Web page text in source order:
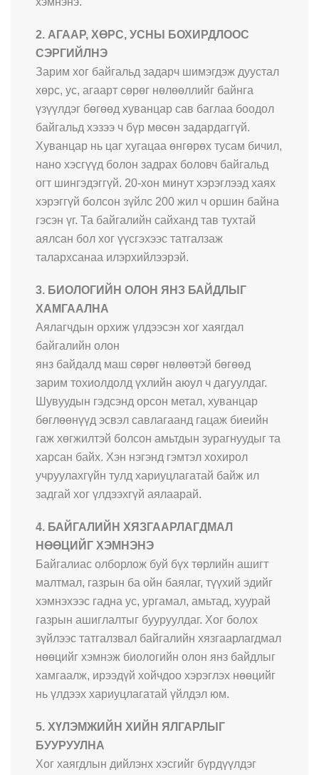
2. АГААР, ХӨРС, УСНЫ БОХИРДЛООС
СЭРГИЙЛНЭ
Зарим хог байгальд задарч шимэгдэж дуустал
хөрс, ус, агаарт сөрөг нөлөөллийг байнга
үзүүлдэг бөгөөд хуванцар сав баглаа боодол
байгальд хэзээ ч бүр мөсөн задардаггүй.
Хуванцар нь цаг хугацаа өнгөрөх тусам бичил,
нано хэсгүүд болон задрах боловч байгальд
огт шингэдэггүй. 20-хон минут хэрэглээд хаях
хэрэггүй болсон зүйлс 200 жил ч оршин байна
гэсэн үг. Та байгалийн сайханд тав тухтай
аялсан бол хог үүсгэхээс татгалзаж
талархсанаа илэрхийлээрэй.
3. БИОЛОГИЙН ОЛОН ЯНЗ БАЙДЛЫГ
ХАМГААЛНА
Аялагчдын орхиж үлдээсэн хог хаягдал
байгалийн олон
янз байдалд маш сөрөг нөлөөтэй бөгөөд
зарим тохиолдолд үхлийн аюул ч дагуулдаг.
Шувуудын гэдсэнд орсон метал, хуванцар
бөглөөнүүд эсвэл савлагаанд гацаж биеийн
гаж хөгжилтэй болсон амьтдын зурагнуудыг та
харсан байх. Хэн нэгэнд гэмтэл хохирол
учруулахгүйн тулд хариуцлагатай байж ил
задгай хог үлдээхгүй аялаарай.
4. БАЙГАЛИЙН ХЯЗГААРЛАГДМАЛ
НӨӨЦИЙГ ХЭМНЭНЭ
Байгалиас олборлож буй бүх төрлийн ашигт
малтмал, газрын ба ойн баялаг, түүхий эдийг
хэмнэхээс гадна ус, ургамал, амьтад, хуурай
газрын ашиглалтыг бууруулдаг. Хог болох
зүйлээс татгалзвал байгалийн хязгаарлагдмал
нөөцийг хэмнэж биологийн олон янз байдлыг
хамгаалж, ирээдүй хойчдоо хэрэглэх нөөцийг
нь үлдээх хариуцлагатай үйлдэл юм.
5. ХҮЛЭМЖИЙН ХИЙН ЯЛГАРЛЫГ
БУУРУУЛНА
Хог хаягдлын дийлэнх хэсгийг бүрдүүлдэг